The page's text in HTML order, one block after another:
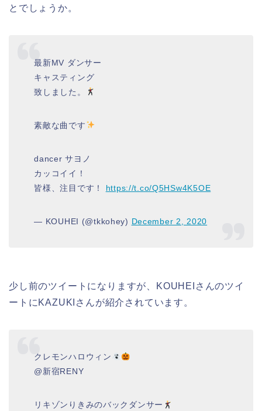
とでしょうか。
最新MV ダンサー
キャスティング
致しました。
素敵な曲です
dancer サヨノ
カッコイイ！
皆様、注目です！ https://t.co/Q5HSw4K5OE
— KOUHEI (@tkkohey) December 2, 2020
少し前のツイートになりますが、KOUHEIさんのツイ
ートにKAZUKIさんが紹介されています。
クレモンハロウィン
@新宿RENY
リキゾンりきみのバックダンサー